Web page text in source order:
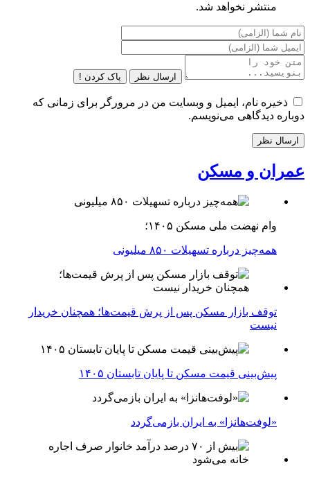
منتشر نخواهد شد.
ارسال نظر پاک کردن !
ذخیره نام، ایمیل و وبسایت من در مرورگر برای زمانی که
دوباره دیدگاهی می‌نویسم.
عمران و مسکن
وام نهضت ملی مسکن ۱۴۰۵؛
همه‌چیز درباره تسهیلات ۸۵۰ میلیونی
توقف بازار مسکن پس از پرش قیمت‌ها؛ همچنان خریدار
نیست
پیش‌بینی قیمت مسکن تا پایان تابستان ۱۴۰۵
«لوفت‌هانزا» به ایران بازمی‌گردد